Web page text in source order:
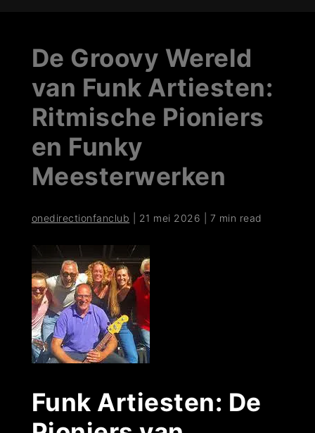
De Groovy Wereld
van Funk Artiesten:
Ritmische Pioniers
en Funky
Meesterwerken
onedirectionfanclub 21 mei 2026 7 min read
Funk Artiesten: De